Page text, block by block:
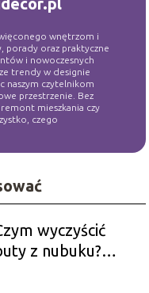
wnętrzom i
porady oraz praktyczne
i nowoczesnych
trendy w designie
naszym czytelnikom
przestrzenie. Bez
mieszkania czy
czego
wyczyścić
z nubuku?